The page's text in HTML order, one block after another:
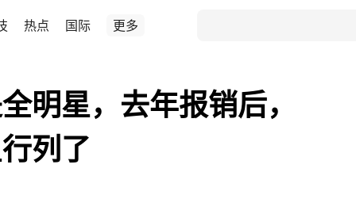
热点 国际 更多
明星，去年报销后，
列了